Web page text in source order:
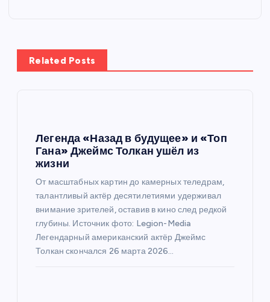
ц
и
Related Posts
Легенда «Назад в будущее» и «Топ
Гана» Джеймс Толкан ушёл из
жизни
От масштабных картин до камерных теледрам,
талантливый актёр десятилетиями удерживал
внимание зрителей, оставив в кино след редкой
глубины. Источник фото: Legion-Media
Легендарный американский актёр Джеймс
Толкан скончался 26 марта 2026…